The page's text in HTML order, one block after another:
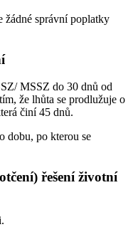
žádné správní poplatky
MSSZ do 30 dnů od
že lhůta se prodlužuje o
činí 45 dnů.
dobu, po kterou se
řešení životní